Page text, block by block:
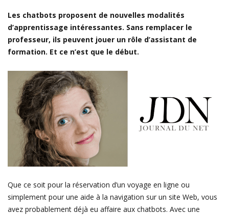
Les chatbots proposent de nouvelles modalités
d’apprentissage intéressantes. Sans remplacer le
professeur, ils peuvent jouer un rôle d’assistant de
formation. Et ce n’est que le début.
Que ce soit pour la réservation d’un voyage en ligne ou
simplement pour une aide à la navigation sur un site Web, vous
avez probablement déjà eu affaire aux chatbots. Avec une